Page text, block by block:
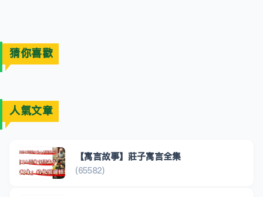
猜你喜歡
人氣文章
【寓言故事】莊子寓言全集
(65582)